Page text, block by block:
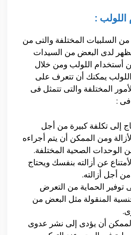
:
السلبيات المختلفة والتى من
لدى البعض من السيدات
أستخدام اللولب ومن خلال
يمكنك أن تتعرف على
المختلفة والتى تتمثل فى
فى :
إلى تكلفة كبيرة من أجل
ومن الممكن أن يتم أجراءه
الوحدات الصحية المختلفة.
عن أزالته بنفسك ويحتاج
أجل أزالته.
توفير الحماية من التعرض
المنقولة مثل البعض من
أن يؤدى إلى نشر عدوى